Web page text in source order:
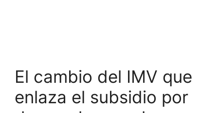
El cambio del IMV que
enlaza el subsidio por